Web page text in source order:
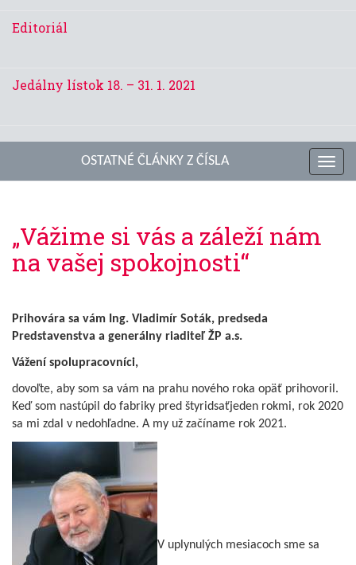
Editoriál
Jedálny lístok 18. – 31. 1. 2021
OSTATNÉ ČLÁNKY Z ČÍSLA
„Vážime si vás a záleží nám
na vašej spokojnosti“
Prihovára sa vám Ing. Vladimír Soták, predseda
Predstavenstva a generálny riaditeľ ŽP a.s.
Vážení spolupracovníci,
dovoľte, aby som sa vám na prahu nového roka opäť prihovoril.
Keď som nastúpil do fabriky pred štyridsaťjeden rokmi, rok 2020
sa mi zdal v nedohľadne. A my už začíname rok 2021.
V uplynulých mesiacoch sme sa